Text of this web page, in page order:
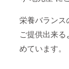
栄養バランス
ご提供出来
めています。